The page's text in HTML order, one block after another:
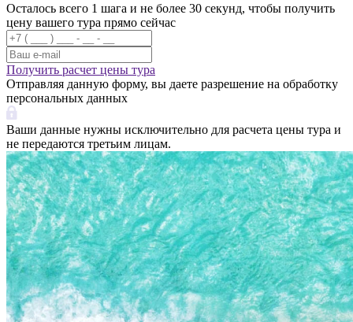
Осталось всего 1 шага и не более 30 секунд, чтобы получить
цену вашего тура прямо сейчас
Получить расчет цены тура
Отправляя данную форму, вы даете разрешение на обработку
персональных данных
Ваши данные нужны исключительно для расчета цены тура и
не передаются третьим лицам.